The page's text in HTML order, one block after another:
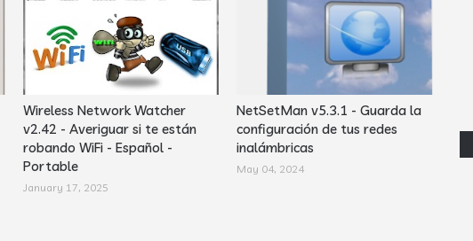
Wireless Network Watcher
v2.42 - Averiguar si te están
robando WiFi - Español -
Portable
January 17, 2025
NetSetMan v5.3.1 - Guarda la
configuración de tus redes
inalámbricas
May 04, 2024